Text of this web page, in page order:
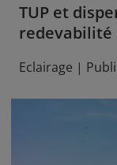
TUP et
redevabilité
Eclairage |